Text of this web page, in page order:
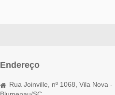
Endereço
Rua Joinville, nº 1068, Vila Nova -